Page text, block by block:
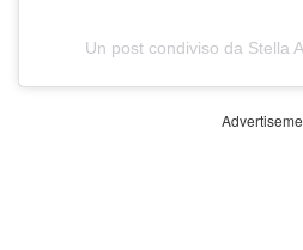
Un post condiviso da Stella